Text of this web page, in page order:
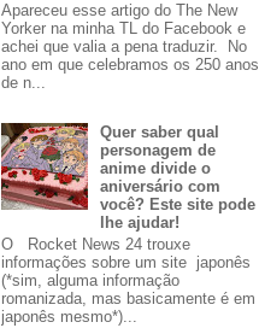
Apareceu esse artigo do The New
Yorker na minha TL do Facebook e
achei que valia a pena traduzir. No
ano em que celebramos os 250 anos
de n...
Quer saber qual
personagem de
anime divide o
aniversário com
você? Este site pode
lhe ajudar!
O Rocket News 24 trouxe
informações sobre um site japonês
(*sim, alguma informação
romanizada, mas basicamente é em
japonês mesmo*)...